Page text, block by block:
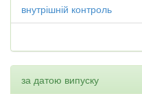
внутрішній контроль
за датою випуску